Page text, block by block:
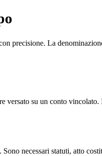
precisione. La
versato su un conto
necessari statuti, atto